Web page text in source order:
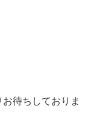
待ちしておりま